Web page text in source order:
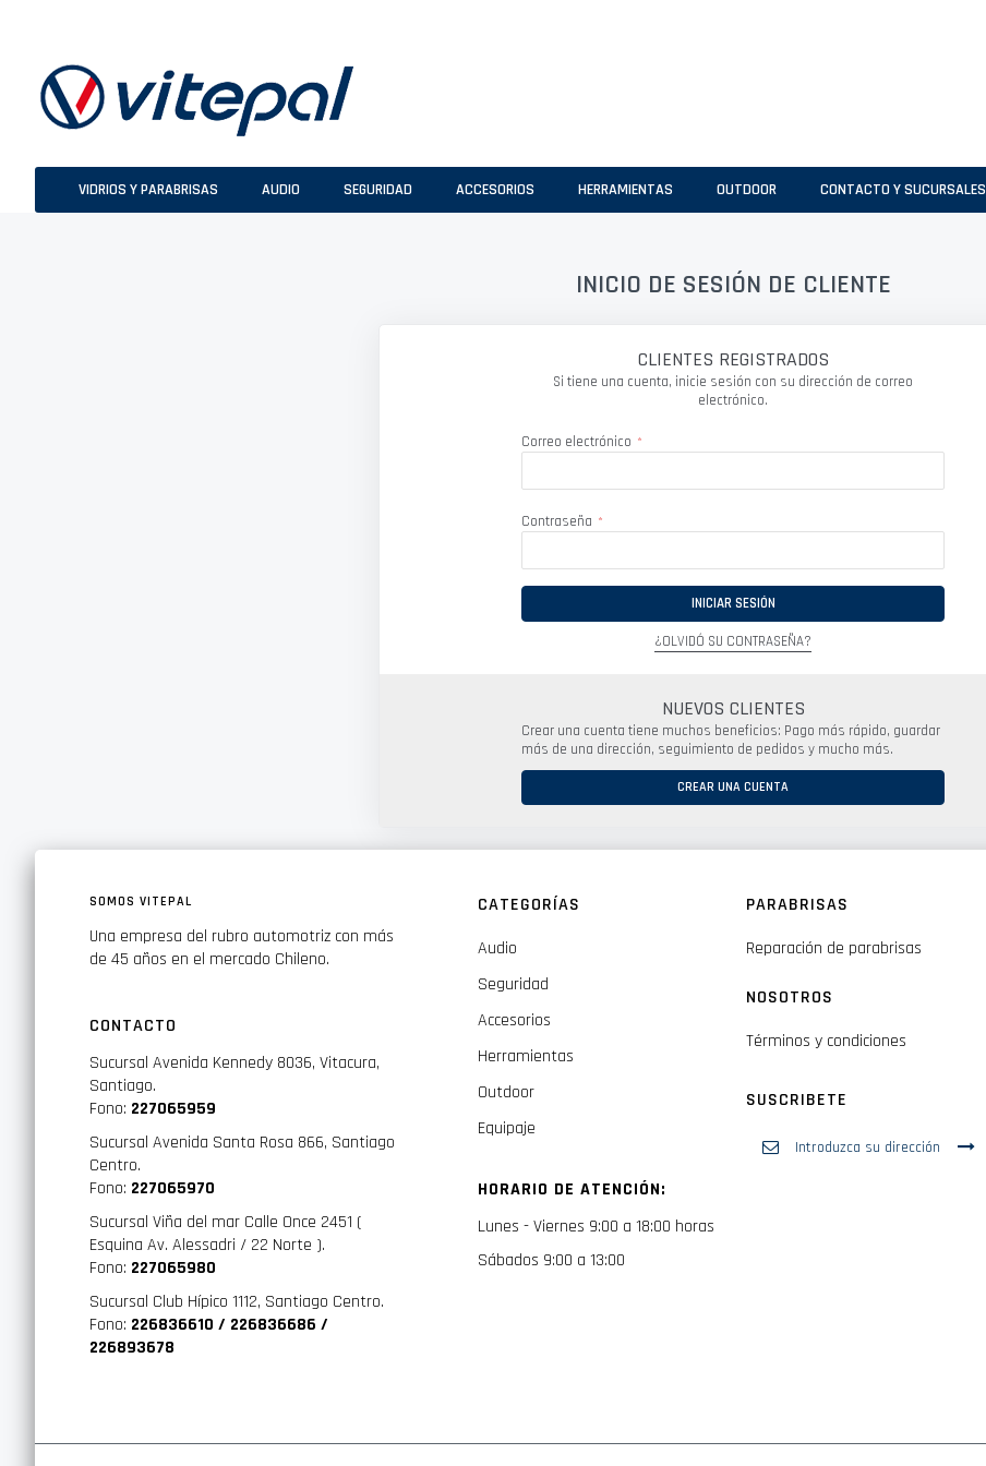
VIDRIOS Y PARABRISAS AUDIO SEGURIDAD ACCESORIOS HERRAMIENTAS OUTDOOR CONTACTO Y SUCURSALES
INICIO DE SESIÓN DE CLIENTE
CLIENTES REGISTRADOS
Si tiene una cuenta, inicie sesión con su dirección de correo
electrónico.
Correo electrónico
Contraseña
INICIAR SESIÓN
¿OLVIDÓ SU CONTRASEÑA?
NUEVOS CLIENTES
Crear una cuenta tiene muchos beneficios: Pago más rápido, guardar
más de una dirección, seguimiento de pedidos y mucho más.
CREAR UNA CUENTA
SOMOS VITEPAL
Una empresa del rubro automotriz con más
de 45 años en el mercado Chileno.
CONTACTO
Sucursal Avenida Kennedy 8036, Vitacura,
Santiago.
Fono: 227065959
Sucursal Avenida Santa Rosa 866, Santiago
Centro.
Fono: 227065970
Sucursal Viña del mar Calle Once 2451 (
Esquina Av. Alessadri / 22 Norte ).
Fono: 227065980
Sucursal Club Hípico 1112, Santiago Centro.
Fono: 226836610 / 226836686 /
226893678
CATEGORÍAS
Audio
Seguridad
Accesorios
Herramientas
Outdoor
Equipaje
HORARIO DE ATENCIÓN:
Lunes - Viernes 9:00 a 18:00 horas
Sábados 9:00 a 13:00
PARABRISAS
Reparación de parabrisas
NOSOTROS
Términos y condiciones
SUSCRIBETE